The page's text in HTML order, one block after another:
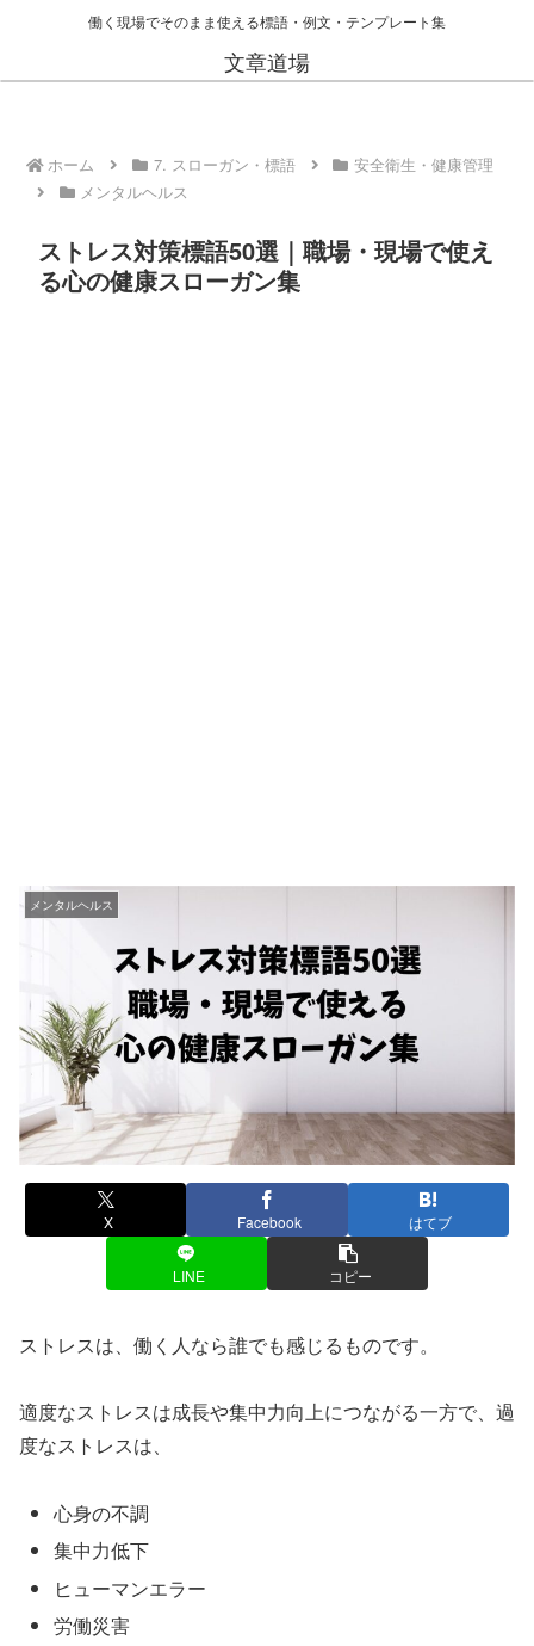
働く現場でそのまま使える標語・例文・テンプレート集
文章道場
ホーム 7. スローガン・標語
安全衛生・健康管理
メンタルヘルス
ストレス対策標語50選｜職場・現場で使え
る心の健康スローガン集
メンタルヘルス
X Facebook はてブ
LINE コピー
ストレスは、働く人なら誰でも感じるものです。
適度なストレスは成長や集中力向上につながる一方で、過
度なストレスは、
心身の不調
集中力低下
ヒューマンエラー
労働災害